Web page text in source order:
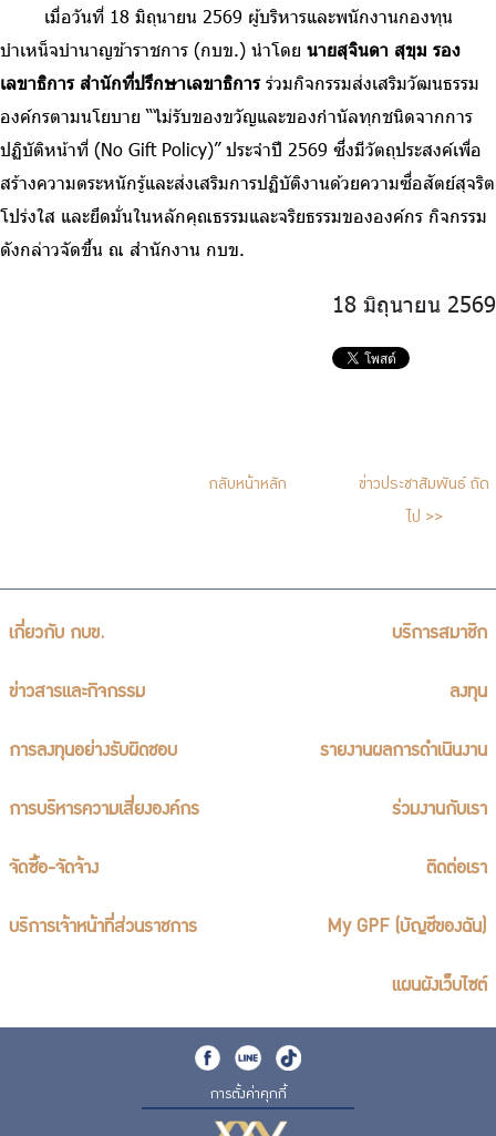
เมื่อวันที่ 18 มิถุนายน 2569 ผู้บริหารและพนักงานกองทุน
บำเหน็จบำนาญข้าราชการ (กบข.) นำโดย นายสุจินดา สุขุม รอง
เลขาธิการ สำนักที่ปรึกษาเลขาธิการ ร่วมกิจกรรมส่งเสริมวัฒนธรรม
องค์กรตามนโยบาย “ไม่รับของขวัญและของกำนัลทุกชนิดจากการ
ปฏิบัติหน้าที่ (No Gift Policy)” ประจำปี 2569 ซึ่งมีวัตถุประสงค์เพื่อ
สร้างความตระหนักรู้และส่งเสริมการปฏิบัติงานด้วยความซื่อสัตย์สุจริต
โปร่งใส และยึดมั่นในหลักคุณธรรมและจริยธรรมขององค์กร กิจกรรม
ดังกล่าวจัดขึ้น ณ สำนักงาน กบข.
18 มิถุนายน 2569
กลับหน้าหลัก ข่าวประชาสัมพันธ์ ถัด
ไป >>
เกี่ยวกับ กบข. บริการสมาชิก
ข่าวสารและกิจกรรม ลงทุน
การลงทุนอย่างรับผิดชอบ รายงานผลการดำเนินงาน
การบริหารความเสี่ยงองค์กร ร่วมงานกับเรา
จัดซื้อ-จัดจ้าง ติดต่อเรา
บริการเจ้าหน้าที่ส่วนราชการ My GPF (บัญชีของฉัน)
แผนผังเว็บไซต์
การตั้งค่าคุกกี้